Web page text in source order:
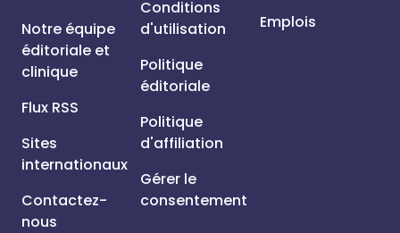
Notre équipe
éditoriale et
clinique
Flux RSS
Sites
internationaux
Contactez-
nous
Conditions
d'utilisation
Politique
éditoriale
Politique
d'affiliation
Gérer le
consentement
Emplois